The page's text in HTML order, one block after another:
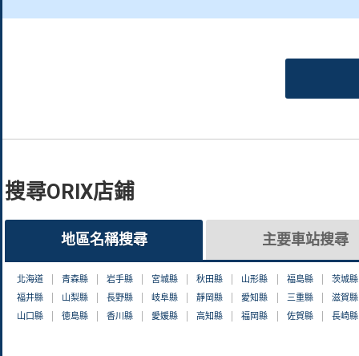
搜尋ORIX店鋪
地區名稱搜尋 主要車站搜尋
北海道 青森縣 岩手縣 宮城縣 秋田縣 山形縣 福島縣
茨城縣
福井縣
山梨縣 長野縣 岐阜縣 靜岡縣 愛知縣 三重縣
滋賀縣
山口縣
徳島縣 香川縣 愛媛縣 高知縣 福岡縣 佐賀縣 長崎縣